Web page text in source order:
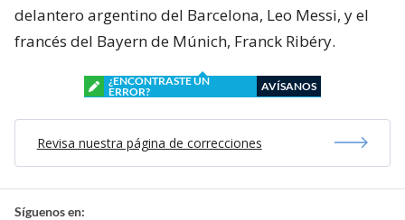
delantero argentino del Barcelona, Leo Messi, y el
francés del Bayern de Múnich, Franck Ribéry.
¿ENCONTRASTE UN
ERROR?
AVÍSANOS
Revisa nuestra página de correcciones
Síguenos en: